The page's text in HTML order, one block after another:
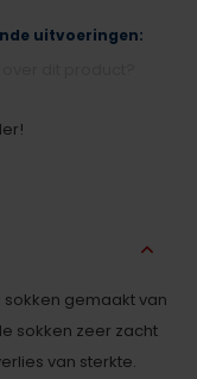
uitvoeringen:
gemaakt van
sokken zeer zacht
van sterkte.